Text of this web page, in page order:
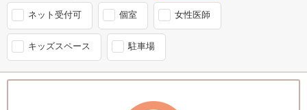
ネット受付可 個室 女性医師
キッズスペース 駐車場